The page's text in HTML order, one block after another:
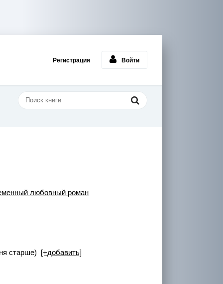
Регистрация Войти
любовный роман
старше) [+добавить]